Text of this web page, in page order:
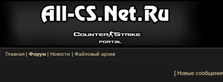
Главная | Форум | Новости | Файловый архив
[ Новые